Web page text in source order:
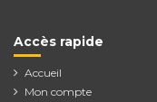
Accès rapide
Accueil
Mon compte